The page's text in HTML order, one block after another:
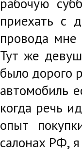
приехать с
провода мне
Тут же
было дорого
автомобиль
когда речь
опыт
салонах РФ,